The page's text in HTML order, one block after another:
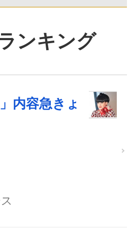
ンキング
内容急きょ